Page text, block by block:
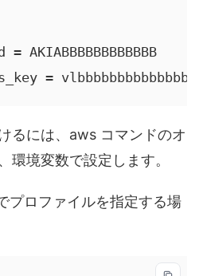
AKIABBBBBBBBBBBB
=
るには、aws コマンドのオ
環境変数で設定します。
プロファイルを指定する場